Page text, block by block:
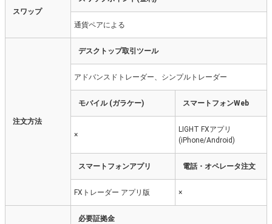
スワップ
通貨ペアによる
注文方法
デスクトップ取引ツール
アドバンスドトレーダー、シンプルトレーダー
モバイル (ガラケー) スマートフォンWeb
×
LIGHT FXアプリ
(iPhone/Android)
スマートフォンアプリ 電話・オペレータ注文
FXトレーダー アプリ版 ×
必要証拠金